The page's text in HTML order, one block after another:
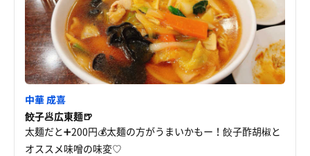
中華 成喜
餃子🥟広東麺🍺
太麺だと➕200円💰太麺の方がうまいかもー！餃子酢胡椒と
オススメ味噌の味変♡